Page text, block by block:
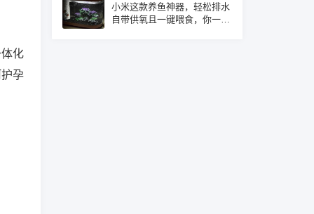
化
孕
小米这款养鱼神器，轻松排水
自带供氧且一键喂食，你一定